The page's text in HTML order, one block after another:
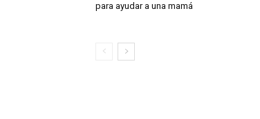
para ayudar a una mamá